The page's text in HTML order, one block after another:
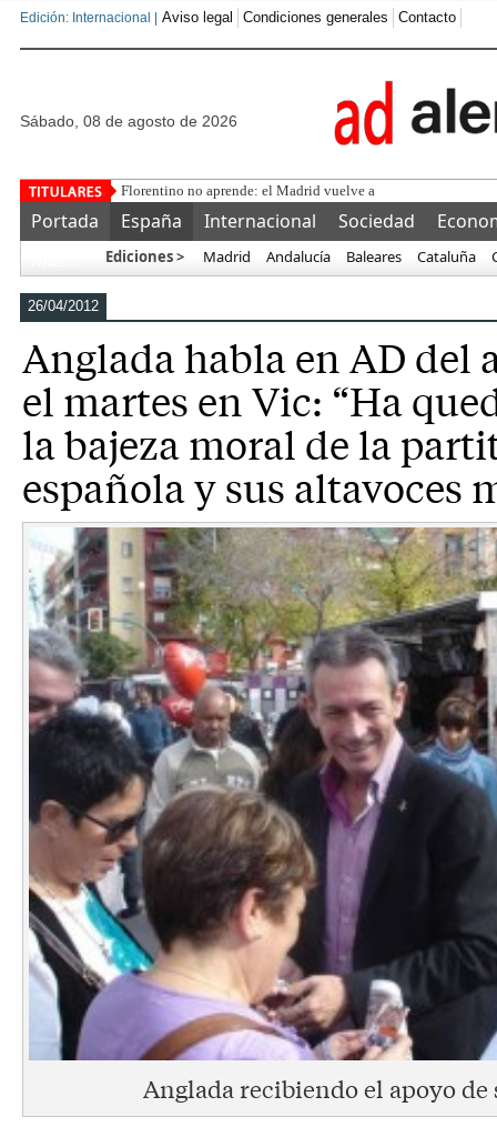
Edición: Internacional | Aviso legal Condiciones generales Contacto
sábado, 08 de agosto de 2026
Florentino no aprende: el Madrid vuelve a equivocarse y se
Portada España Internacional Sociedad
Ediciones > Madrid Andalucía Baleares Cataluña
26/04/2012
Anglada habla en AD del
el martes en Vic: “Ha
la bajeza moral de la
española y sus altavoces
Anglada recibiendo el apoyo de